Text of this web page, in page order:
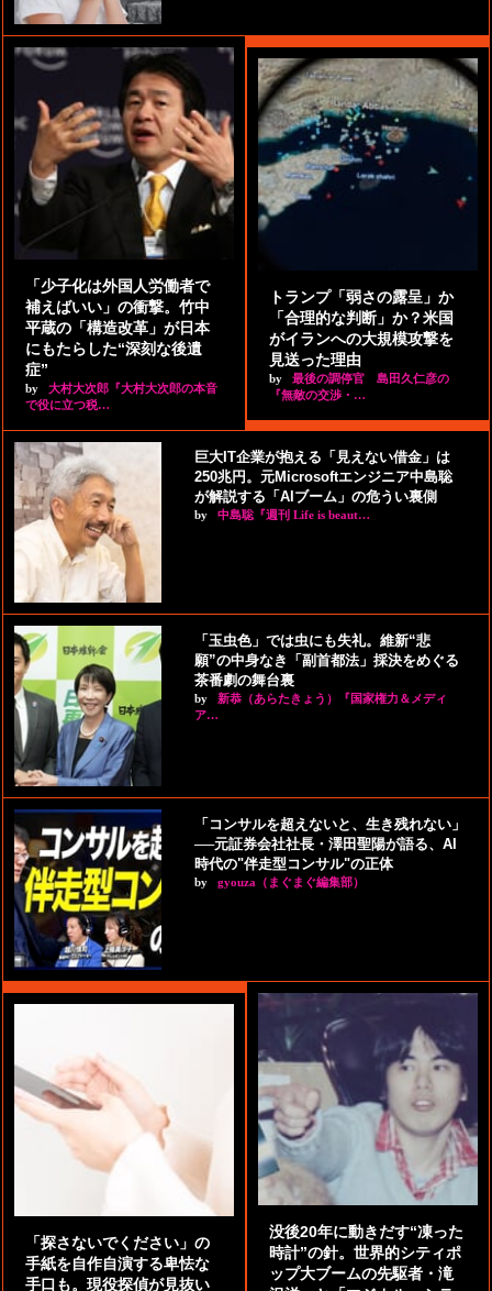
「少子化は外国人労働者で
補えばいい」の衝撃。竹中
平蔵の「構造改革」が日本
にもたらした“深刻な後遺
症”
by
大村大次郎『大村大次郎の本音
で役に立つ税…
トランプ「弱さの露呈」か
「合理的な判断」か？米国
がイランへの大規模攻撃を
見送った理由
by
最後の調停官 島田久仁彦の
『無敵の交渉・…
巨大IT企業が抱える「見えない借金」は
250兆円。元Microsoftエンジニア中島聡
が解説する「AIブーム」の危うい裏側
by 中島聡『週刊 Life is beaut…
「玉虫色」では虫にも失礼。維新“悲
願”の中身なき「副首都法」採決をめぐる
茶番劇の舞台裏
by
新恭（あらたきょう）『国家権力＆メディ
ア…
「コンサルを超えないと、生き残れない」
──元証券会社社長・澤田聖陽が語る、AI
時代の"伴走型コンサル"の正体
by gyouza（まぐまぐ編集部）
「探さないでください」の
手紙を自作自演する卑怯な
手口も。現役探偵が見抜い
没後20年に動きだす“凍った
時計”の針。世界的シティポ
ップ大ブームの先駆者・滝